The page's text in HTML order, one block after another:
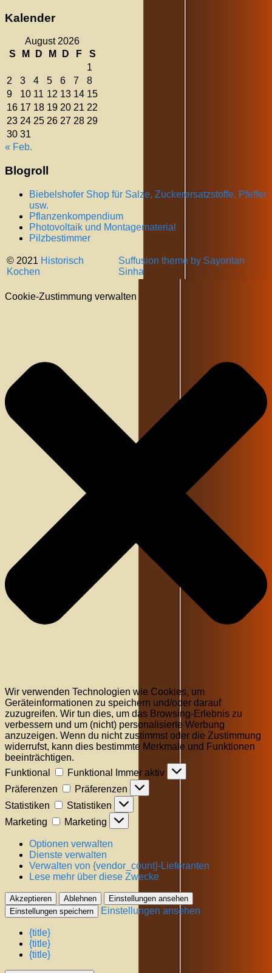
Kalender
August 2026
S
M D M D F
S
1
2
3 4 5 6 7
8
9
10 11 12 13 14 15
16 17 18 19 20 21 22
23 24 25 26 27 28 29
30 31
« Feb.
Blogroll
Biebelshofer Shop für Salze, Zuckerersatzstoffe, Pfeffer
usw.
Pflanzenkompendium
Photovoltaik und Montagematerial
Pilzbestimmer
© 2021 Historisch
Kochen
Suffusion theme by Sayontan
Sinha
Cookie-Zustimmung verwalten
Wir verwenden Technologien wie Cookies, um
Geräteinformationen zu speichern und/oder darauf
zuzugreifen. Wir tun dies, um das Browsing-Erlebnis zu
verbessern und um (nicht) personalisierte Werbung
anzuzeigen. Wenn du nicht zustimmst oder die Zustimmung
widerrufst, kann dies bestimmte Merkmale und Funktionen
beeinträchtigen.
Funktional
Funktional
Immer aktiv
Präferenzen
Präferenzen
Statistiken
Statistiken
Marketing
Marketing
Optionen verwalten
Dienste verwalten
Verwalten von {vendor_count}-Lieferanten
Lese mehr über diese Zwecke
Akzeptieren Ablehnen
Einstellungen ansehen
Einstellungen speichern
Einstellungen ansehen
{title}
{title}
{title}